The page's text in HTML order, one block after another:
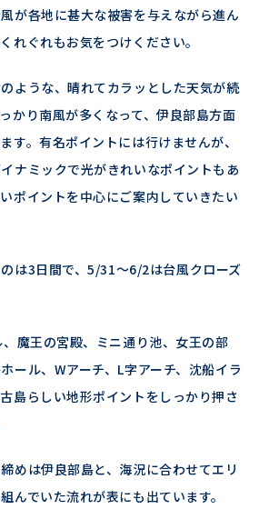
が各地に甚大な被害を与えながら進ん
れぐれもお気をつけください。
ような、晴れてカラッとした天気が続
かり南風が多くなって、伊良部島方面
す。有名ポイントには行けませんが、
ナミックで光がきれいなポイントもあ
ポイントを中心にご案内していきたい
は3日間で、5/31〜6/2は台風クローズ
魔王の宮殿、ミニ通り池、女王の部
ール、Wアーチ、L字アーチ、沈船イラ
島らしい地形ポイントをしっかり押さ
めは伊良部島と、海況に合わせてエリ
んでいた流れが表にも出ています。